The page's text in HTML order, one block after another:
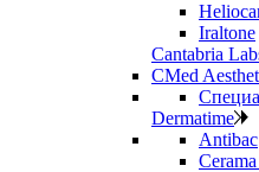
Iraltone
Cantabria
CMed
Dermatime
Antibac